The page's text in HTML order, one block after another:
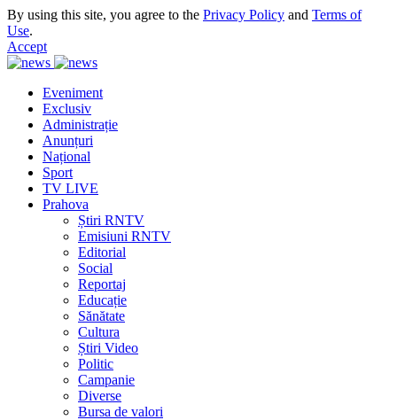
By using this site, you agree to the Privacy Policy and Terms of
Use.
Accept
Eveniment
Exclusiv
Administrație
Anunțuri
Național
Sport
TV LIVE
Prahova
Știri RNTV
Emisiuni RNTV
Editorial
Social
Reportaj
Educație
Sănătate
Cultura
Știri Video
Politic
Campanie
Diverse
Bursa de valori